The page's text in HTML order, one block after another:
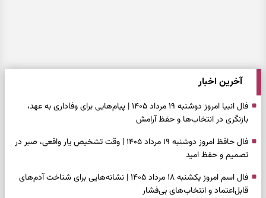
آخرین اخبار
فال انبیا امروز دوشنبه ۱۹ مرداد ۱۴۰۵ | پیام‌هایی برای وفاداری به عهد،
بازنگری در انتخاب‌ها و حفظ آرامش
فال حافظ امروز دوشنبه ۱۹ مرداد ۱۴۰۵ | وقت تشخیص یار واقعی، صبر در
تصمیم و حفظ امید
فال اسم امروز یکشنبه ۱۸ مرداد ۱۴۰۵ | نشانه‌هایی برای شناخت آدم‌های
قابل‌اعتماد و انتخاب‌های بی‌فشار